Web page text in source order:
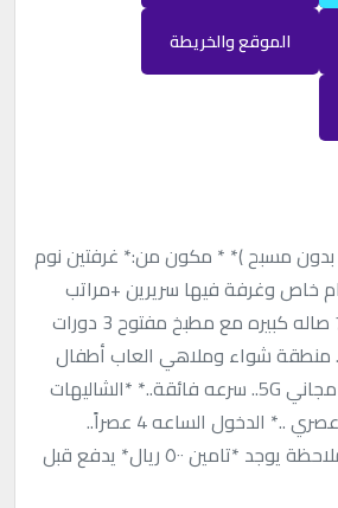
الموقع والخريطة
،* *شاليه ابيات فيلا 1 بدون مسبح )* * مكون من:* غرفتين نوم
خاص وغرفة فيها سريرين +مراتب
زيادة) مجلس 5 في 7 صاله كبيره مع مطبخ مفتوح 3 دورات
. منطقة شواء وملاهي العاب أطفال
حديقة *متوفر انترنت مجاني 5G.. سرعه فائقة..* *الشاليهات
مؤثثه باثاث فندقي وعصري ..* الدخول الساعه 4 عصراً..
الخروج 11 الصباح . ) ملاحظة يوجد *تامين ٥٠٠ ريال* يدفع قبل